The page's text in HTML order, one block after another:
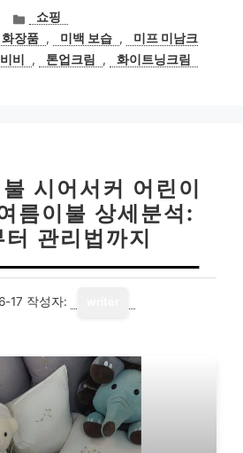
카
테
고
리
쇼핑
화장품 , 미백 보습 ,
미프 미남크
비 , 톤업크림 , 화이트닝크림
시어서커 어린이
름이불 상세분석:
관리법까지
17 작성자: